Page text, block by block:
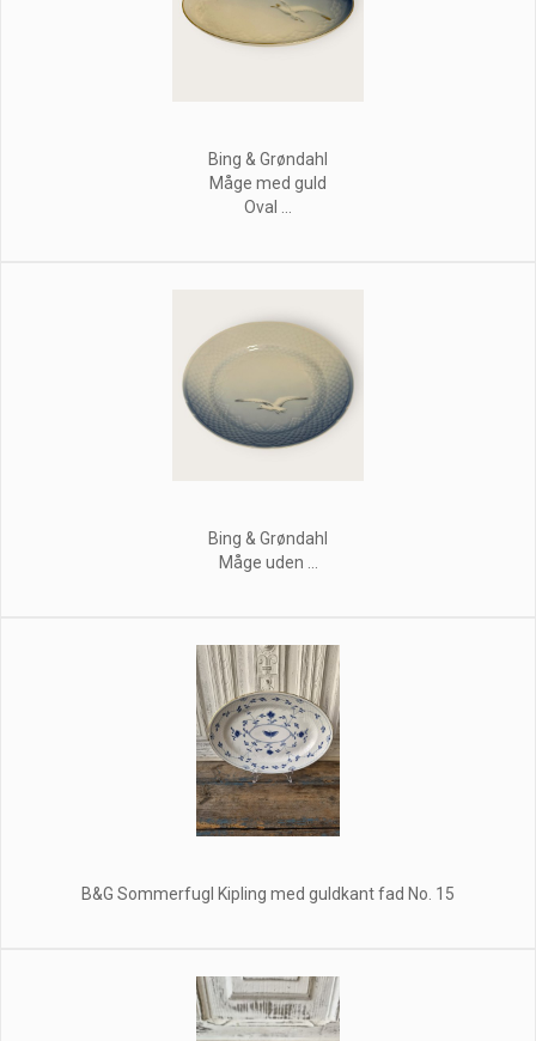
Bing & Grøndahl
Måge med guld
Oval ...
Bing & Grøndahl
Måge uden ...
B&G Sommerfugl Kipling med guldkant fad No. 15